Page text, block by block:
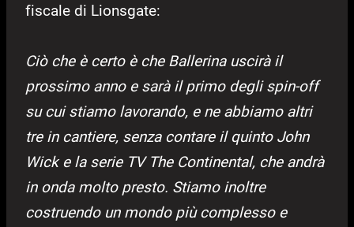
fiscale di Lionsgate:
Ciò che è certo è che Ballerina uscirà il
prossimo anno e sarà il primo degli spin-off
su cui stiamo lavorando, e ne abbiamo altri
tre in cantiere, senza contare il quinto John
Wick e la serie TV The Continental, che andrà
in onda molto presto. Stiamo inoltre
costruendo un mondo più complesso e